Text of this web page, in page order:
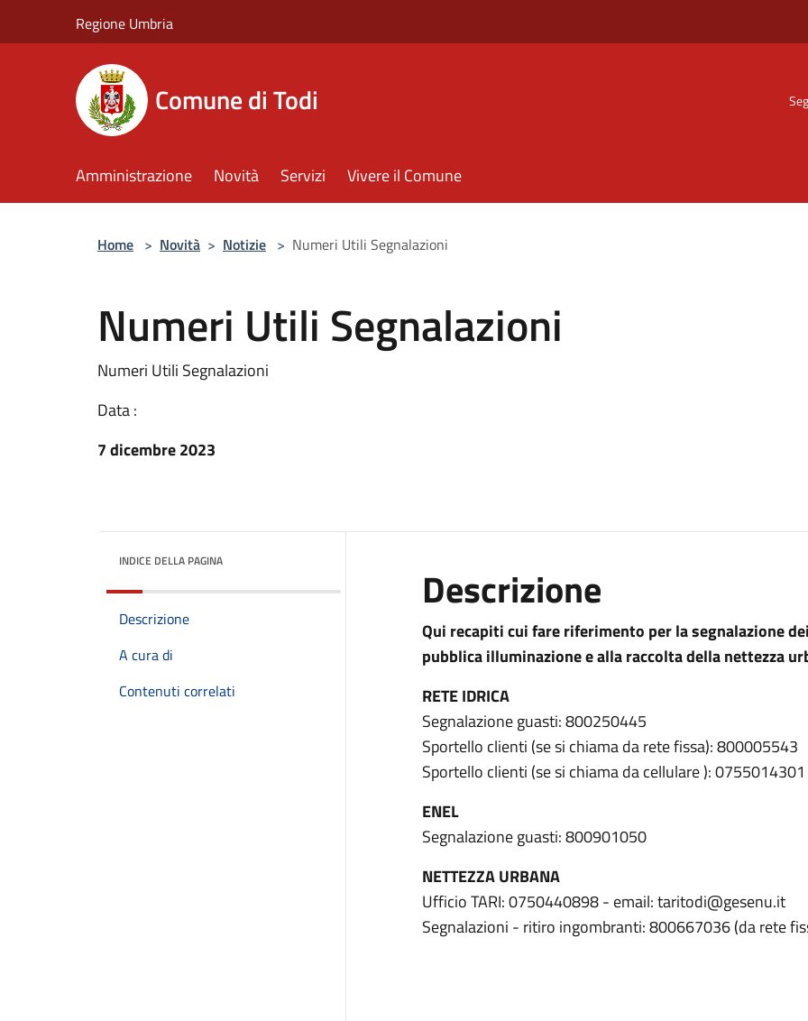
Regione Umbria
Comune di Todi
Amministrazione Novità Servizi Vivere il Comune
Home > Novità > Notizie > Numeri Utili Segnalazioni
Numeri Utili Segnalazioni
Numeri Utili Segnalazioni
Data :
7 dicembre 2023
INDICE DELLA PAGINA
Descrizione
A cura di
Contenuti correlati
Descrizione
Qui recapiti cui fare riferimento per la segnalazione
pubblica illuminazione e alla raccolta della nettezza
RETE IDRICA
Segnalazione guasti: 800250445
Sportello clienti (se si chiama da rete fissa): 800005543
Sportello clienti (se si chiama da cellulare ): 0755014301
ENEL
Segnalazione guasti: 800901050
NETTEZZA URBANA
Ufficio TARI: 0750440898 - email: taritodi@gesenu.it
Segnalazioni - ritiro ingombranti: 800667036 (da rete